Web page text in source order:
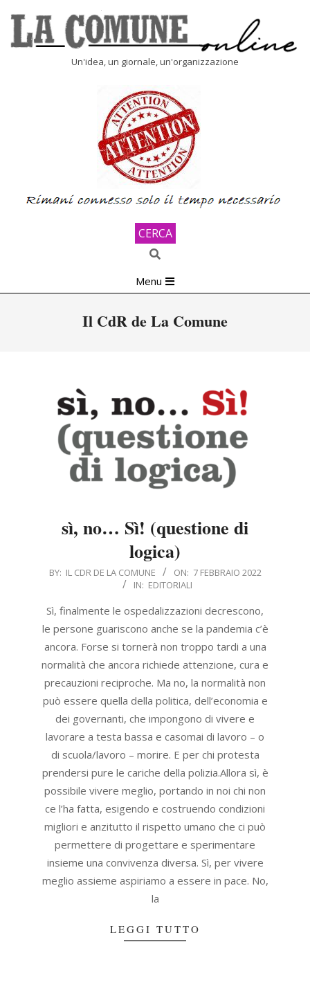
content
Un'idea, un giornale, un'organizzazione
CERCA
Search
Navigation
Menu
Il CdR de La Comune
sì, no… Sì! (questione di
logica)
2022-
07
BY: IL CDR DE LA COMUNE ON: 7 FEBBRAIO 2022
IN: EDITORIALI
Sì, finalmente le ospedalizzazioni decrescono,
le persone guariscono anche se la pandemia c’è
ancora. Forse si tornerà non troppo tardi a una
normalità che ancora richiede attenzione, cura e
precauzioni reciproche. Ma no, la normalità non
può essere quella della politica, dell’economia e
dei governanti, che impongono di vivere e
lavorare a testa bassa e casomai di lavoro – o
di scuola/lavoro – morire. E per chi protesta
prendersi pure le cariche della polizia.Allora sì, è
possibile vivere meglio, portando in noi chi non
ce l’ha fatta, esigendo e costruendo condizioni
migliori e anzitutto il rispetto umano che ci può
permettere di progettare e sperimentare
insieme una convivenza diversa. Sì, per vivere
meglio assieme aspiriamo a essere in pace. No,
la
LEGGI TUTTO